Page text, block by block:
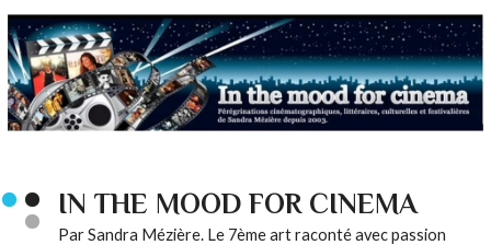
IN THE MOOD FOR CINEMA
Par Sandra Mézière. Le 7ème art raconté avec passion